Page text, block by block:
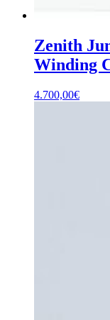
Zenith
Winding
4.700,00€